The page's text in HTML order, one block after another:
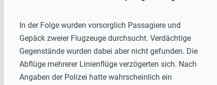
In der Folge wurden vorsorglich Passagiere und
Gepäck zweier Flugzeuge durchsucht. Verdächtige
Gegenstände wurden dabei aber nicht gefunden. Die
Abflüge mehrerer Linienflüge verzögerten sich. Nach
Angaben der Polizei hatte wahrscheinlich ein